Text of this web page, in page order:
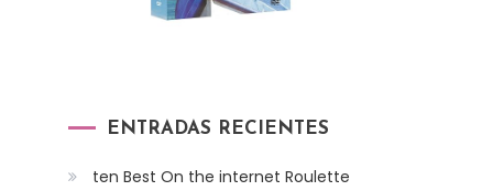
ENTRADAS RECIENTES
ten Best On the internet Roulette